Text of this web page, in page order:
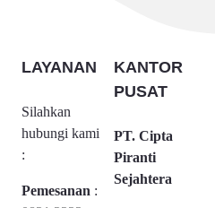
LAYANAN
Silahkan
hubungi kami
:
Pemesanan :
KANTOR
PUSAT
PT. Cipta
Piranti
Sejahtera